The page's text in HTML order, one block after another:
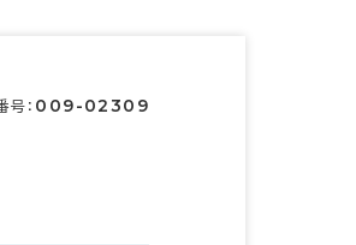
号： 009-02309